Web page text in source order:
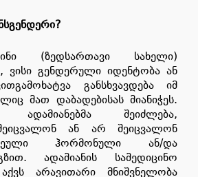
(ზედსართავი სახელი)
ვისი გენდერული იდენტობა ან
განსხვავდება იმ
მათ დაბადებისას მიანიჭეს.
ადამიანებმა შეიძლება,
ან არ შეიცვალონ
ჰორმონული ან/და
ადამიანის სამედიცინო
არავითარი მნიშვნელობა